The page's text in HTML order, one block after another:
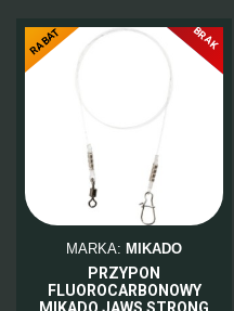
-10%
RABAT BRAK
MARKA: MIKADO
PRZYPON
FLUOROCARBONOWY